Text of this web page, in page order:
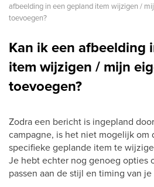
afbeelding in een gepland item wijzigen /
toevoegen?
Kan ik een afbeelding
item wijzigen / mijn
toevoegen?
Zodra een bericht is ingepland
campagne, is het niet mogelijk om
specifieke geplande item te
Je hebt echter nog genoeg opties
passen aan de stijl en timing van je